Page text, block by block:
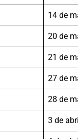
14 de
20 de
21 de
27 de
28 de
3 de